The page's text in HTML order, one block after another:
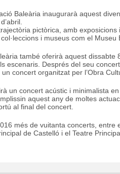
Baleària inaugurarà aquest
pictòrica, amb
i museus com el
també oferirà aquest
escenaris. Després del seu
concert organitzat per l’Obra
un concert acústic i minimalista
aquest any de moltes
al final del concert.
més de vuitanta concerts,
de Castelló i el Teatre